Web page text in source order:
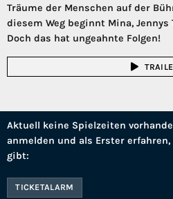
Träume der Menschen auf der
diesem Weg beginnt Mina,
Doch das hat ungeahnte Folgen!
Aktuell keine Spielzeiten
anmelden und als Erster
gibt:
TICKETALARM